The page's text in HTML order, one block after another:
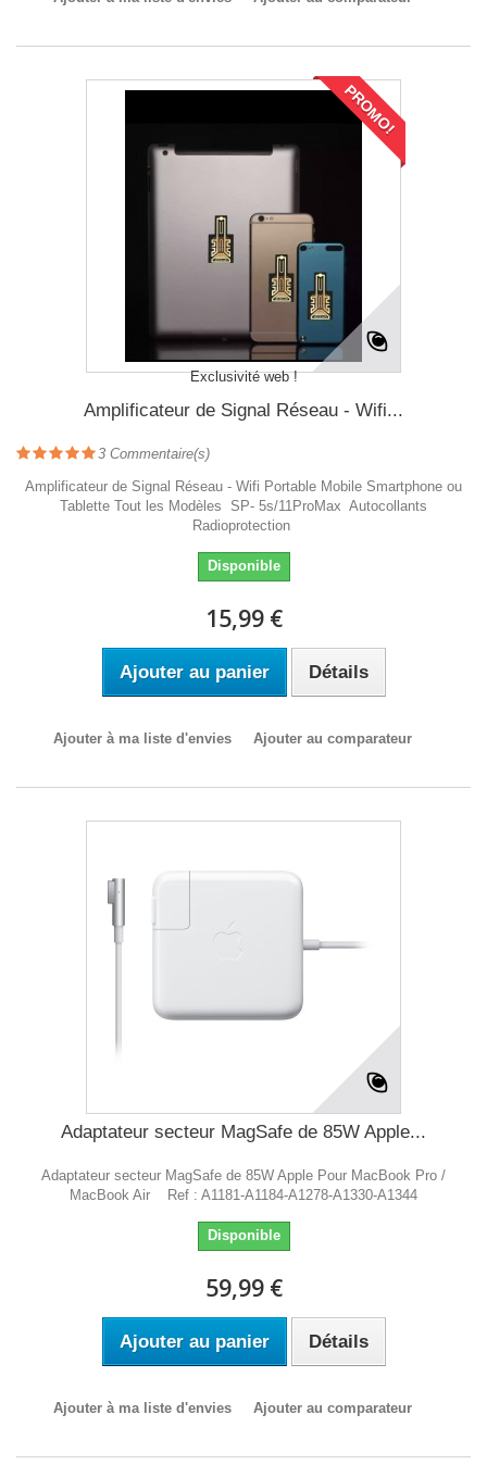
PROMO!
Exclusivité web !
Amplificateur de Signal Réseau - Wifi...
3 Commentaire(s)
Amplificateur de Signal Réseau - Wifi Portable Mobile Smartphone ou
Tablette Tout les Modèles SP- 5s/11ProMax Autocollants
Radioprotection
Disponible
15,99 €
Ajouter au panier Détails
Ajouter à ma liste d'envies Ajouter au comparateur
Adaptateur secteur MagSafe de 85W Apple...
Adaptateur secteur MagSafe de 85W Apple Pour MacBook Pro /
MacBook Air Ref : A1181-A1184-A1278-A1330-A1344
Disponible
59,99 €
Ajouter au panier Détails
Ajouter à ma liste d'envies Ajouter au comparateur